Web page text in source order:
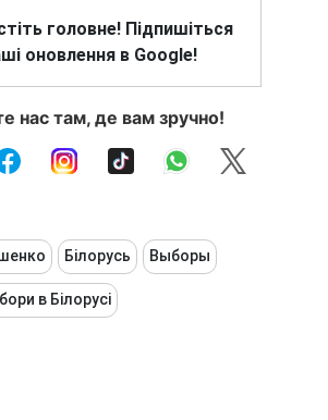
головне! Підпишіться
оновлення в Google!
нас там, де вам зручно!
Білорусь Выборы
в Білорусі